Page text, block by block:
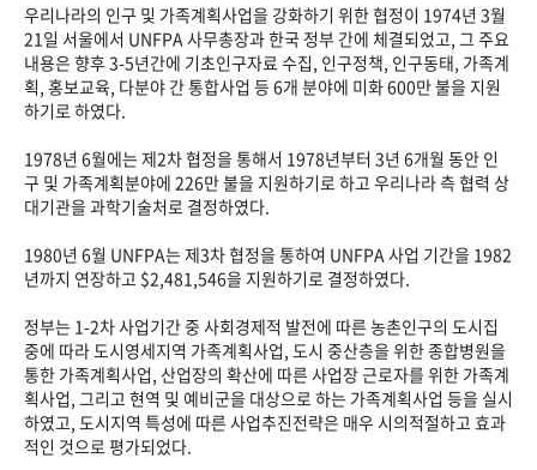
우리나라의 인구 및 가족계획사업을 강화하기 위한 협정이 1974년 3월
21일 서울에서 UNFPA 사무총장과 한국 정부 간에 체결되었고, 그 주요
내용은 향후 3-5년간에 기초인구자료 수집, 인구정책, 인구동태, 가족계
획, 홍보교육, 다분야 간 통합사업 등 6개 분야에 미화 600만 불을 지원
하기로 하였다.
1978년 6월에는 제2차 협정을 통해서 1978년부터 3년 6개월 동안 인
구 및 가족계획분야에 226만 불을 지원하기로 하고 우리나라 측 협력 상
대기관을 과학기술처로 결정하였다.
1980년 6월 UNFPA는 제3차 협정을 통하여 UNFPA 사업 기간을 1982
년까지 연장하고 $2,481,546을 지원하기로 결정하였다.
정부는 1-2차 사업기간 중 사회경제적 발전에 따른 농촌인구의 도시집
중에 따라 도시영세지역 가족계획사업, 도시 중산층을 위한 종합병원을
통한 가족계획사업, 산업장의 확산에 따른 사업장 근로자를 위한 가족계
획사업, 그리고 현역 및 예비군을 대상으로 하는 가족계획사업 등을 실시
하였고, 도시지역 특성에 따른 사업추진전략은 매우 시의적절하고 효과
적인 것으로 평가되었다.